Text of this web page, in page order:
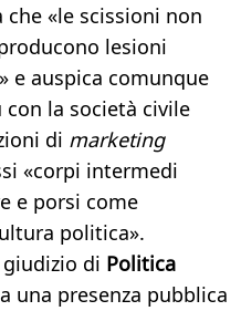
«le scissioni non
lesioni
e auspica comunque
la società civile
di marketing
«corpi intermedi
e porsi come
politica».
di Politica
una presenza pubblica